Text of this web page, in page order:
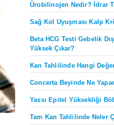
Ürobilinojen Nedir? İdrar
Sağ Kol Uyuşması Kalp
Beta HCG Testi Gebelik
Yüksek Çıkar?
Kan Tahlilinde Hangi
Concerta Beyinde Ne
Yassı Epitel Yüksekliği
Tam Kan Tahlilinde Neler